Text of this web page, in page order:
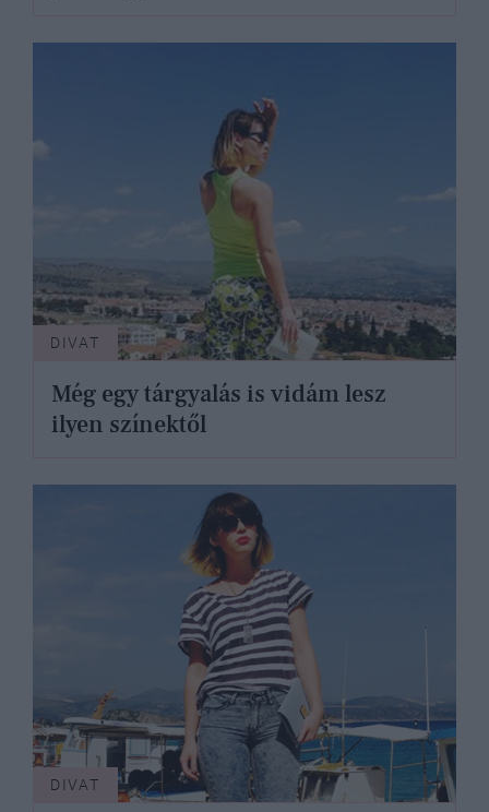
DIVAT
Még egy tárgyalás is vidám lesz
ilyen színektől
DIVAT